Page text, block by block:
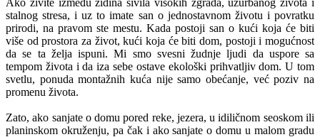
stalnog stresa, i uz to imate san o jednostavnom životu i povratku
prirodi, na pravom ste mestu. Kada postoji san o kući koja će biti
više od prostora za život, kući koja će biti dom, postoji i mogućnost
da se ta želja ispuni. Mi smo svesni žudnje ljudi da uspore sa
tempom života i da iza sebe ostave ekološki prihvatljiv dom. U tom
svetlu, ponuda montažnih kuća nije samo obećanje, već poziv na
promenu života.
Zato, ako sanjate o domu pored reke, jezera, u idiličnom seoskom ili
planinskom okruženju, pa čak i ako sanjate o domu u malom gradu